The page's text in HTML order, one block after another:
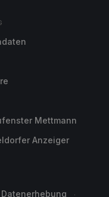
Mettmann
Anzeiger
Datenerhebung